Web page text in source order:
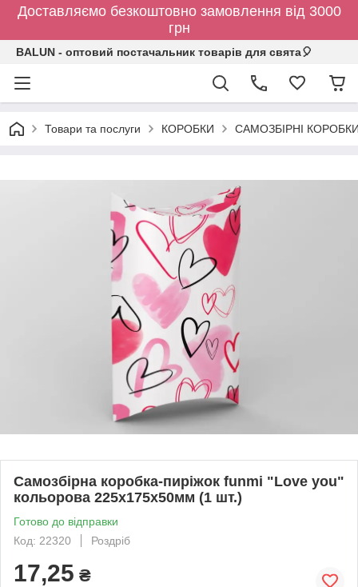
Доставляємо безкоштовно замовлення від 3000
грн
BALUN - оптовий постачальник товарів для свята🎈
Товари та послуги КОРОБКИ САМОЗБІРНІ
Самозбірна коробка-пиріжок funmi "Love you"
кольорова 225х175х50мм (1 шт.)
Готово до відправки
Код: 22320
Роздріб
17,25 ₴